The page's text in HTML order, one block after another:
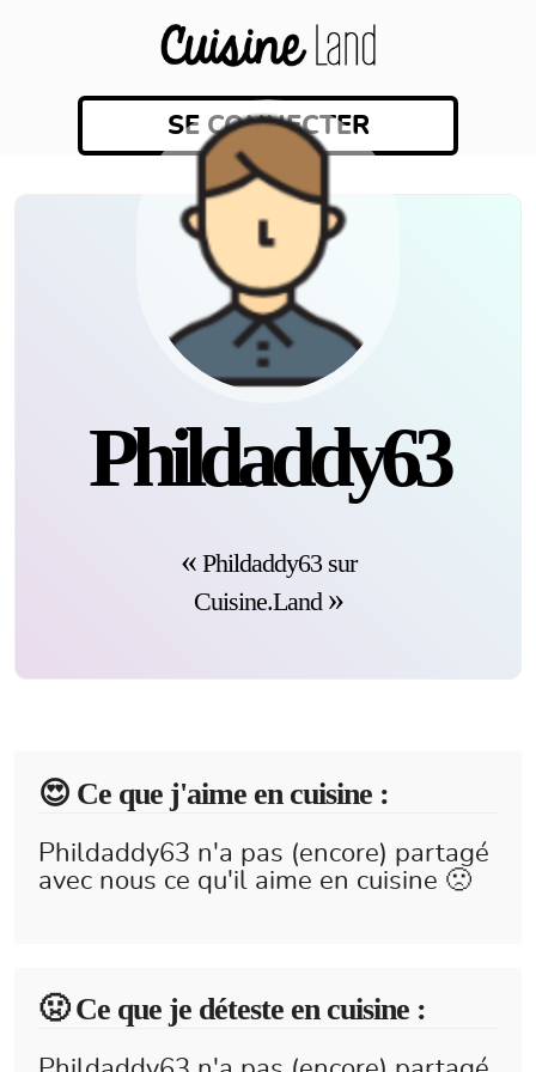
SE CONNECTER
Phildaddy63
Phildaddy63 sur
Cuisine.Land
😍️ Ce que j'aime en cuisine :
Phildaddy63 n'a pas (encore) partagé
avec nous ce qu'il aime en cuisine 🙁
🤢 Ce que je déteste en cuisine :